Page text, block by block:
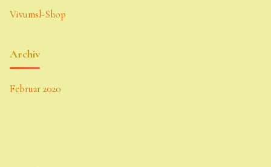
Vivumsl-Shop
Archiv
Februar 2020